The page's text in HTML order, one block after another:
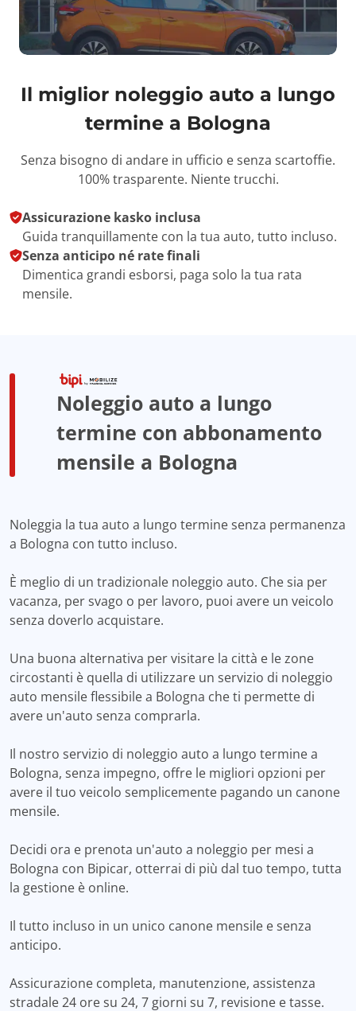
Il miglior noleggio auto a lungo
termine a Bologna
Senza bisogno di andare in ufficio e senza scartoffie.
100% trasparente. Niente trucchi.
Assicurazione kasko inclusa
Guida tranquillamente con la tua auto, tutto incluso.
Senza anticipo né rate finali
Dimentica grandi esborsi, paga solo la tua rata
mensile.
Noleggio auto a lungo
termine con abbonamento
mensile a Bologna
Noleggia la tua auto a lungo termine senza permanenza
a Bologna con tutto incluso.
È meglio di un tradizionale noleggio auto. Che sia per
vacanza, per svago o per lavoro, puoi avere un veicolo
senza doverlo acquistare.
Una buona alternativa per visitare la città e le zone
circostanti è quella di utilizzare un servizio di noleggio
auto mensile flessibile a Bologna che ti permette di
avere un'auto senza comprarla.
Il nostro servizio di noleggio auto a lungo termine a
Bologna, senza impegno, offre le migliori opzioni per
avere il tuo veicolo semplicemente pagando un canone
mensile.
Decidi ora e prenota un'auto a noleggio per mesi a
Bologna con Bipicar, otterrai di più dal tuo tempo, tutta
la gestione è online.
Il tutto incluso in un unico canone mensile e senza
anticipo.
Assicurazione completa, manutenzione, assistenza
stradale 24 ore su 24, 7 giorni su 7, revisione e tasse.